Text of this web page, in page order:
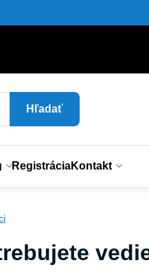
Hľadať
RegistráciaKontakt